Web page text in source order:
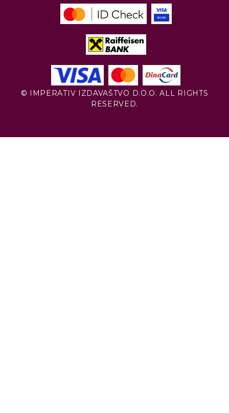
© IMPERATIV IZDAVAŠTVO D.O.O. ALL RIGHTS
RESERVED.